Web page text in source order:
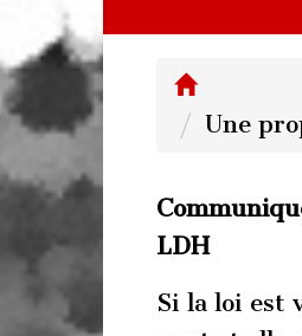
Une
LDH
Si la loi est